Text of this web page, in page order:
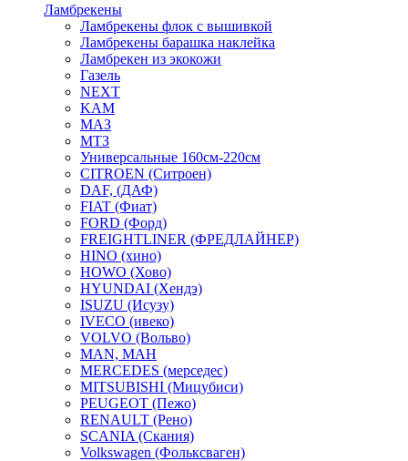
Ламбрекены
Ламбрекены флок с вышивкой
Ламбрекены барашка наклейка
Ламбрекен из экокожи
Газель
NEXT
KAM
МАЗ
МТЗ
Универсальные 160см-220см
CITROEN (Ситроен)
DAF, (ДАФ)
FIAT (Фиат)
FORD (Форд)
FREIGHTLINER (ФРЕДЛАЙНЕР)
HINO (хино)
HOWO (Хово)
HYUNDAI (Хендэ)
ISUZU (Исузу)
IVECO (ивеко)
VOLVO (Вольво)
MAN, МАН
MERCEDES (мерседес)
MITSUBISHI (Мицубиси)
PEUGEOT (Пежо)
RENAULT (Рено)
SCANIA (Скания)
Volkswagen (Фольксваген)